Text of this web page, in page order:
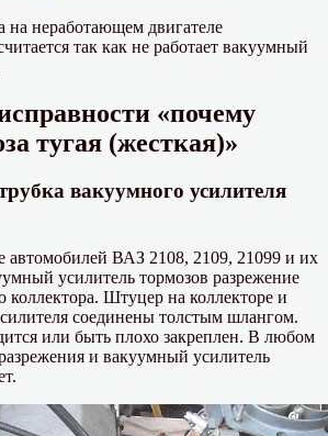
на неработающем двигателе
так как не работает вакуумный
«почему
тугая (жесткая)»
вакуумного усилителя
автомобилей ВАЗ 2108, 2109, 21099 и их
усилитель тормозов разрежение
коллектора. Штуцер на коллекторе и
соединены толстым шлангом.
или быть плохо закреплен. В любом
и вакуумный усилитель